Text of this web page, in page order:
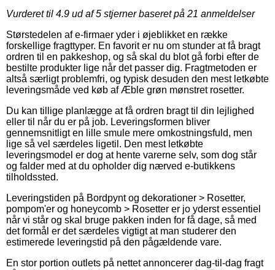
Vurderet til 4.9 ud af 5 stjerner baseret på 21 anmeldelser
Størstedelen af e-firmaer yder i øjeblikket en række
forskellige fragttyper. En favorit er nu om stunder at få bragt
ordren til en pakkeshop, og så skal du blot gå forbi efter de
bestilte produkter lige når det passer dig. Fragtmetoden er
altså særligt problemfri, og typisk desuden den mest letkøbte
leveringsmåde ved køb af Æble grøn mønstret rosetter.
Du kan tillige planlægge at få ordren bragt til din lejlighed
eller til når du er på job. Leveringsformen bliver
gennemsnitligt en lille smule mere omkostningsfuld, men
lige så vel særdeles ligetil. Den mest letkøbte
leveringsmodel er dog at hente varerne selv, som dog står
og falder med at du opholder dig nærved e-butikkens
tilholdssted.
Leveringstiden på Bordpynt og dekorationer > Rosetter,
pompom'er og honeycomb > Rosetter er jo yderst essentiel
når vi står og skal bruge pakken inden for få dage, så med
det formål er det særdeles vigtigt at man studerer den
estimerede leveringstid på den pågældende vare.
En stor portion outlets på nettet annoncerer dag-til-dag fragt